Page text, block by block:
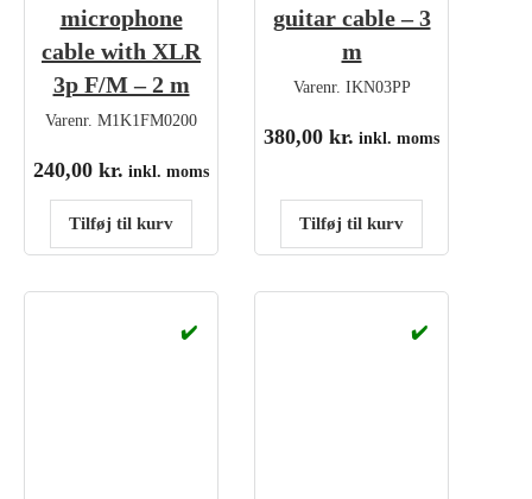
microphone
cable with XLR
3p F/M – 2 m
Varenr. M1K1FM0200
240,00 kr. inkl. moms
Tilføj til kurv
guitar cable – 3
m
Varenr. IKN03PP
380,00 kr. inkl. moms
Tilføj til kurv
✔️ ✔️